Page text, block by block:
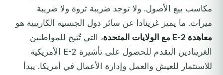
مكاسب بيع الأصول. ولا توجد ضريبة ثروة ولا ضريبة
ميراث. ما يميز غرينادا عن سائر دول الجنسية الكاريبية هو
معاهدة E-2 مع الولايات المتحدة
، التي تُتيح للمواطنين
الغرينادين التقدم للحصول على تأشيرة E-2 الأمريكية
للاستثمار للعيش والعمل وإدارة الأعمال في أمريكا. يبدأ